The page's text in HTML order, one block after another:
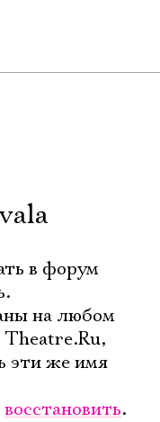
в форум
на любом
Theatre.Ru,
эти же имя
восстановить.